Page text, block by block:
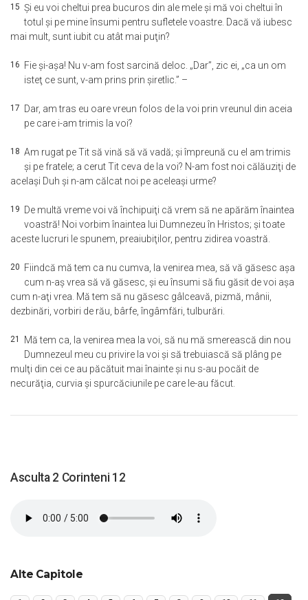
15 Şi eu voi cheltui prea bucuros din ale mele şi mă voi cheltui în
totul şi pe mine însumi pentru sufletele voastre. Dacă vă iubesc
mai mult, sunt iubit cu atât mai puţin?
16 Fie şi-aşa! Nu v-am fost sarcină deloc. „Dar”, zic ei, „ca un om
isteţ ce sunt, v-am prins prin şiretlic.” –
17 Dar, am tras eu oare vreun folos de la voi prin vreunul din aceia
pe care i-am trimis la voi?
18 Am rugat pe Tit să vină să vă vadă; şi împreună cu el am trimis
şi pe fratele; a cerut Tit ceva de la voi? N-am fost noi călăuziţi de
acelaşi Duh şi n-am călcat noi pe aceleaşi urme?
19 De multă vreme voi vă închipuiţi că vrem să ne apărăm înaintea
voastră! Noi vorbim înaintea lui Dumnezeu în Hristos; şi toate
aceste lucruri le spunem, preaiubiţilor, pentru zidirea voastră.
20 Fiindcă mă tem ca nu cumva, la venirea mea, să vă găsesc aşa
cum n-aş vrea să vă găsesc, şi eu însumi să fiu găsit de voi aşa
cum n-aţi vrea. Mă tem să nu găsesc gâlceavă, pizmă, mânii,
dezbinări, vorbiri de rău, bârfe, îngâmfări, tulburări.
21 Mă tem ca, la venirea mea la voi, să nu mă smerească din nou
Dumnezeul meu cu privire la voi şi să trebuiască să plâng pe
mulţi din cei ce au păcătuit mai înainte şi nu s-au pocăit de
necurăţia, curvia şi spurcăciunile pe care le-au făcut.
Asculta 2 Corinteni 12
Alte Capitole